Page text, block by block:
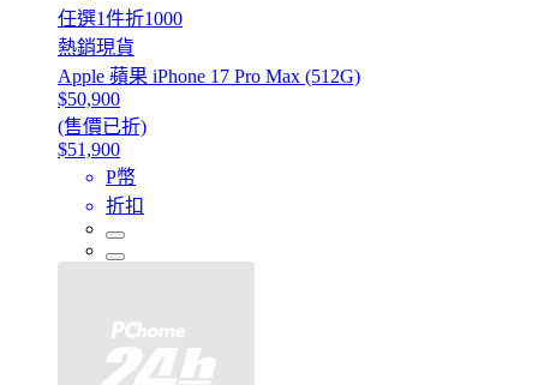
任選1件折1000
熱銷現貨
Apple 蘋果 iPhone 17 Pro Max (512G)
$50,900
(售價已折)
$51,900
P幣
折扣